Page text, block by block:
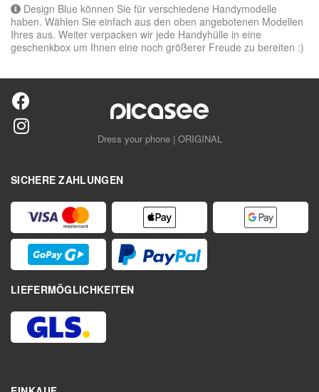
Design Blue können Sie für verschiedene Handymodelle
haben. Wählen Sie einfach aus den oben angebotenen Modellen
Ihres aus. Weiter verpacken wir jede Handyhülle in eine
geschenkbox um Ihnen eine noch größerer Freude zu bereiten :)
Dress your phone | ORIGINAL
SICHERE ZAHLUNGEN
LIEFERMÖGLICHKEITEN